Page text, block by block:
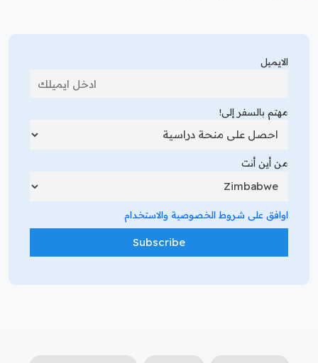
الايميل
مهتم بالسفر إلى!
من أين أنت
اوافق على شروط الخصوصية والاستخدام